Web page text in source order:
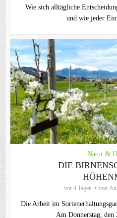
Wie sich alltägliche
und wie jeder
Natur &
DIE
vor 4 Tagen von
Die Arbeit im
Am Donnerstag, den